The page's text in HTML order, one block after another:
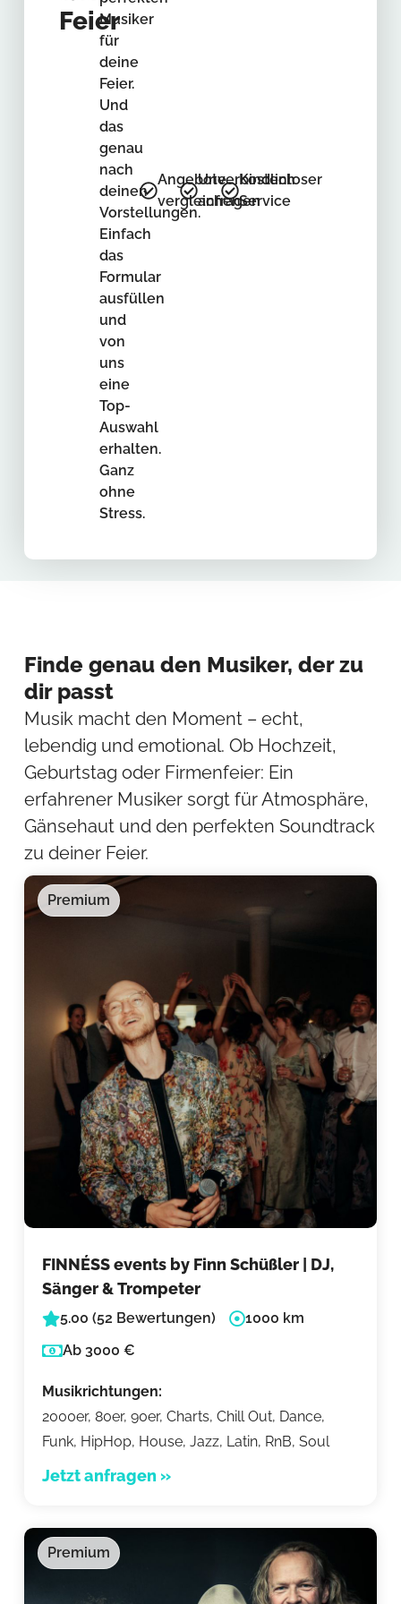
FeierMusiker
für
deine
Feier.
Und
das
genau
nach
deinen
Vorstellungen.
Einfach
das
Formular
ausfüllen
und
von
uns
eine
Top-
Auswahl
erhalten.
Ganz
ohne
Stress.
Angebote
vergleichen
Unverbindlich
anfragen
Kostenloser
Service
Finde genau den Musiker, der zu
dir passt
Musik macht den Moment – echt,
lebendig und emotional. Ob Hochzeit,
Geburtstag oder Firmenfeier: Ein
erfahrener Musiker sorgt für Atmosphäre,
Gänsehaut und den perfekten Soundtrack
zu deiner Feier.
Premium
FINNÉSS events by Finn Schüßler | DJ,
Sänger & Trompeter
5.00 (52 Bewertungen)
1000 km
Ab 3000 €
Musikrichtungen:
2000er, 80er, 90er, Charts, Chill Out, Dance,
Funk, HipHop, House, Jazz, Latin, RnB, Soul
Jetzt anfragen »
Premium